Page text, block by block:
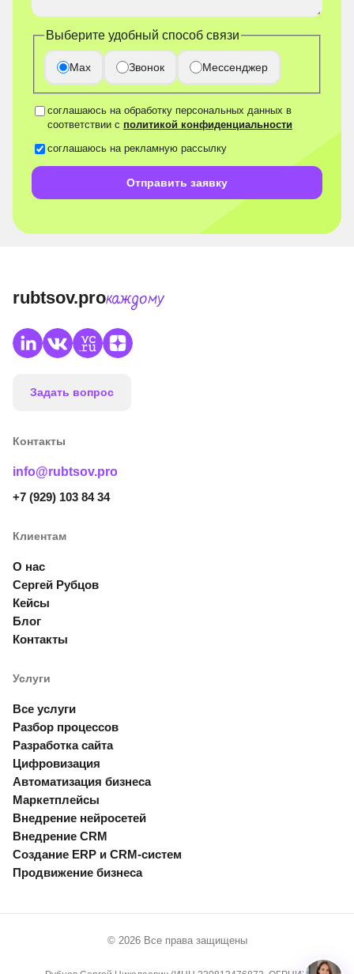
Выберите удобный способ связи
Max Звонок Мессенджер
соглашаюсь на обработку персональных данных в
соответствии с политикой конфиденциальности
соглашаюсь на рекламную рассылку
Отправить заявку
rubtsov.proкаждому
Задать вопрос
Контакты
info@rubtsov.pro
+7 (929) 103 84 34
Клиентам
О нас
Сергей Рубцов
Кейсы
Блог
Контакты
Услуги
Все услуги
Разбор процессов
Разработка сайта
Цифровизация
Автоматизация бизнеса
Маркетплейсы
Внедрение нейросетей
Внедрение CRM
Создание ERP и CRM-систем
Продвижение бизнеса
© 2026 Все права защищены